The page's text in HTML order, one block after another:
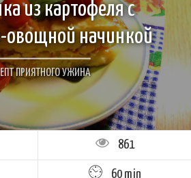
из картофеля с
овощной начинкой
ПРИЯТНОГО УЖИНА
861
60 min